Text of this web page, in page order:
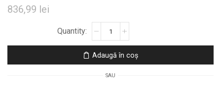
836,99 lei
de
Gheață
20kg
Adaugă în coș
SAU